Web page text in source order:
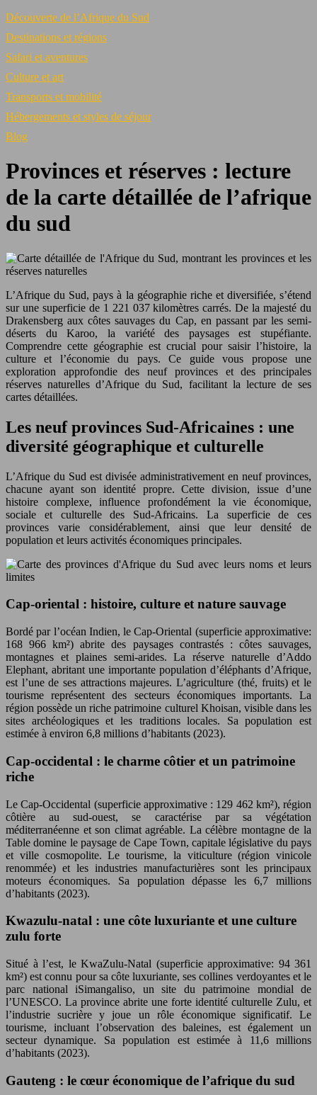
Découverte de l’Afrique du Sud
Destinations et régions
Safari et aventures
Culture et art
Transports et mobilité
Hébergements et styles de séjour
Blog
Provinces et réserves : lecture
de la carte détaillée de l’afrique
du sud
L’Afrique du Sud, pays à la géographie riche et diversifiée, s’étend
sur une superficie de 1 221 037 kilomètres carrés. De la majesté du
Drakensberg aux côtes sauvages du Cap, en passant par les semi-
déserts du Karoo, la variété des paysages est stupéfiante.
Comprendre cette géographie est crucial pour saisir l’histoire, la
culture et l’économie du pays. Ce guide vous propose une
exploration approfondie des neuf provinces et des principales
réserves naturelles d’Afrique du Sud, facilitant la lecture de ses
cartes détaillées.
Les neuf provinces Sud-Africaines : une
diversité géographique et culturelle
L’Afrique du Sud est divisée administrativement en neuf provinces,
chacune ayant son identité propre. Cette division, issue d’une
histoire complexe, influence profondément la vie économique,
sociale et culturelle des Sud-Africains. La superficie de ces
provinces varie considérablement, ainsi que leur densité de
population et leurs activités économiques principales.
Cap-oriental : histoire, culture et nature sauvage
Bordé par l’océan Indien, le Cap-Oriental (superficie approximative:
168 966 km²) abrite des paysages contrastés : côtes sauvages,
montagnes et plaines semi-arides. La réserve naturelle d’Addo
Elephant, abritant une importante population d’éléphants d’Afrique,
est l’une de ses attractions majeures. L’agriculture (thé, fruits) et le
tourisme représentent des secteurs économiques importants. La
région possède un riche patrimoine culturel Khoisan, visible dans les
sites archéologiques et les traditions locales. Sa population est
estimée à environ 6,8 millions d’habitants (2023).
Cap-occidental : le charme côtier et un patrimoine
riche
Le Cap-Occidental (superficie approximative : 129 462 km²), région
côtière au sud-ouest, se caractérise par sa végétation
méditerranéenne et son climat agréable. La célèbre montagne de la
Table domine le paysage de Cape Town, capitale législative du pays
et ville cosmopolite. Le tourisme, la viticulture (région vinicole
renommée) et les industries manufacturières sont les principaux
moteurs économiques. Sa population dépasse les 6,7 millions
d’habitants (2023).
Kwazulu-natal : une côte luxuriante et une culture
zulu forte
Situé à l’est, le KwaZulu-Natal (superficie approximative: 94 361
km²) est connu pour sa côte luxuriante, ses collines verdoyantes et le
parc national iSimangaliso, un site du patrimoine mondial de
l’UNESCO. La province abrite une forte identité culturelle Zulu, et
l’industrie sucrière y joue un rôle économique significatif. Le
tourisme, incluant l’observation des baleines, est également un
secteur dynamique. Sa population est estimée à 11,6 millions
d’habitants (2023).
Gauteng : le cœur économique de l’afrique du sud